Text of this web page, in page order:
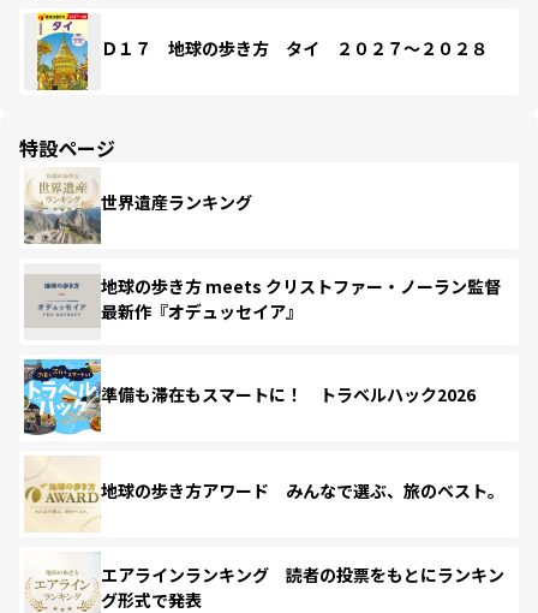
Ｄ１７ 地球の歩き方 タイ ２０２７～２０２８
特設ページ
世界遺産ランキング
地球の歩き方 meets クリストファー・ノーラン監督
最新作『オデュッセイア』
準備も滞在もスマートに！ トラベルハック2026
地球の歩き方アワード みんなで選ぶ、旅のベスト。
エアラインランキング 読者の投票をもとにランキン
グ形式で発表